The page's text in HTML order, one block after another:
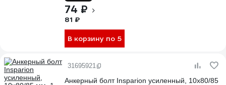
74 ₽
81 ₽
В корзину по 5
31695921
Анкерный болт Insparion усиленный, 10x80/85